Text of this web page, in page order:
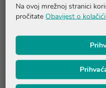
smanjenja ukupnog unosa
Napomena:Na početku
prolazno žarenje ili
Upute o proizvodu
Na ovoj mrežnoj stranici
pročitate Obavijest o